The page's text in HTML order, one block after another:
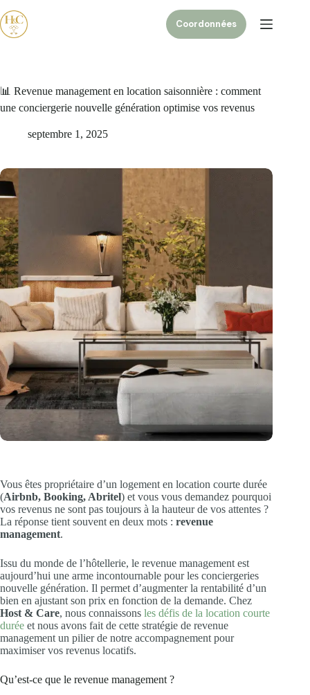
Coordonnées
📊 Revenue management en location saisonnière : comment
une conciergerie nouvelle génération optimise vos revenus
septembre 1, 2025
Vous êtes propriétaire d’un logement en location courte durée
(Airbnb, Booking, Abritel) et vous vous demandez pourquoi
vos revenus ne sont pas toujours à la hauteur de vos attentes ?
La réponse tient souvent en deux mots : revenue
management.
Issu du monde de l’hôtellerie, le revenue management est
aujourd’hui une arme incontournable pour les conciergeries
nouvelle génération. Il permet d’augmenter la rentabilité d’un
bien en ajustant son prix en fonction de la demande. Chez
Host & Care, nous connaissons les défis de la location courte
durée et nous avons fait de cette stratégie de revenue
management un pilier de notre accompagnement pour
maximiser vos revenus locatifs.
Qu’est-ce que le revenue management ?